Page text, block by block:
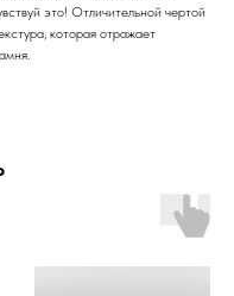
это! Отличительной чертой
которая отражает